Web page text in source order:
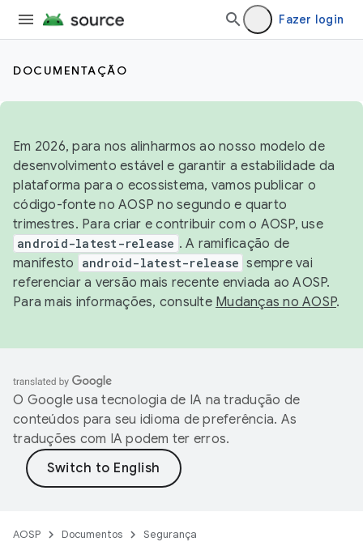
Fazer login
DOCUMENTAÇÃO
Em 2026, para nos alinharmos ao nosso modelo de
desenvolvimento estável e garantir a estabilidade da
plataforma para o ecossistema, vamos publicar o
código-fonte no AOSP no segundo e quarto
trimestres. Para criar e contribuir com o AOSP, use
android-latest-release . A ramificação de
manifesto
android-latest-release sempre vai
referenciar a versão mais recente enviada ao AOSP.
Para mais informações, consulte Mudanças no AOSP.
O Google usa tecnologia de IA na tradução de
conteúdos para seu idioma de preferência. As
traduções com IA podem ter erros.
AOSP Documentos Segurança